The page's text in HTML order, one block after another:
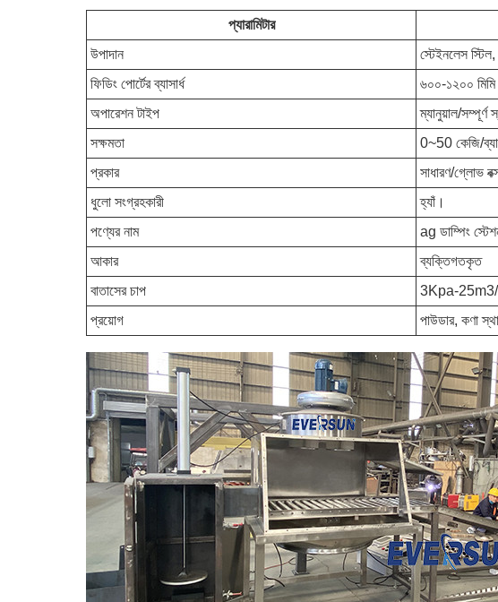
প্যারামিটার
উপাদান
স্টেইনলেস স্টিল,
ফিডিং পোর্টের ব্যাসার্ধ
৬০০-১২০০ মিমি
অপারেশন টাইপ
ম্যানুয়াল/সম্পূর্ণ
সক্ষমতা
0~50 কেজি/
প্রকার
সাধারণ/গ্লোভ
ধুলো সংগ্রহকারী
হ্যাঁ।
পণ্যের নাম
ag ডাম্পিং
আকার
ব্যক্তিগতকৃত
বাতাসের চাপ
3Kpa-
প্রয়োগ
পাউডার, কণা